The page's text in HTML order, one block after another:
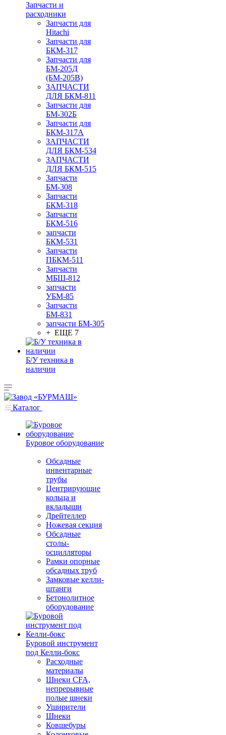
Запчасти и
расходники
Запчасти для
Hitachi
Запчасти для
БКМ-317
Запчасти для
БМ-205Д
(БМ-205В)
ЗАПЧАСТИ
ДЛЯ БКМ-811
Запчасти для
БМ-302Б
Запчасти для
БКМ-317А
ЗАПЧАСТИ
ДЛЯ БКМ-534
ЗАПЧАСТИ
ДЛЯ БКМ-515
Запчасти
БМ-308
Запчасти
БКМ-318
Запчасти
БКМ-516
запчасти
БКМ-531
Запчасти
ПБКМ-511
Запчасти
МБШ-812
запчасти
УБМ-85
Запчасти
БМ-831
запчасти БМ-305
+ ЕЩЕ 7
Б/У техника в
наличии
Каталог
Буровое оборудование
Обсадные
инвентарные
трубы
Центрирующие
кольца и
вкладыши
Дрейтеллер
Ножевая секция
Обсадные
столы-
осцилляторы
Рамки опорные
обсадных труб
Замковые келли-
штанги
Бетонолитное
оборудование
Буровой инструмент
под Келли-бокс
Расходные
материалы
Шнеки CFA,
непрерывные
полые шнеки
Уширители
Шнеки
Ковшебуры